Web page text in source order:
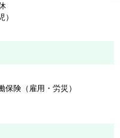
保険（雇用・労災）